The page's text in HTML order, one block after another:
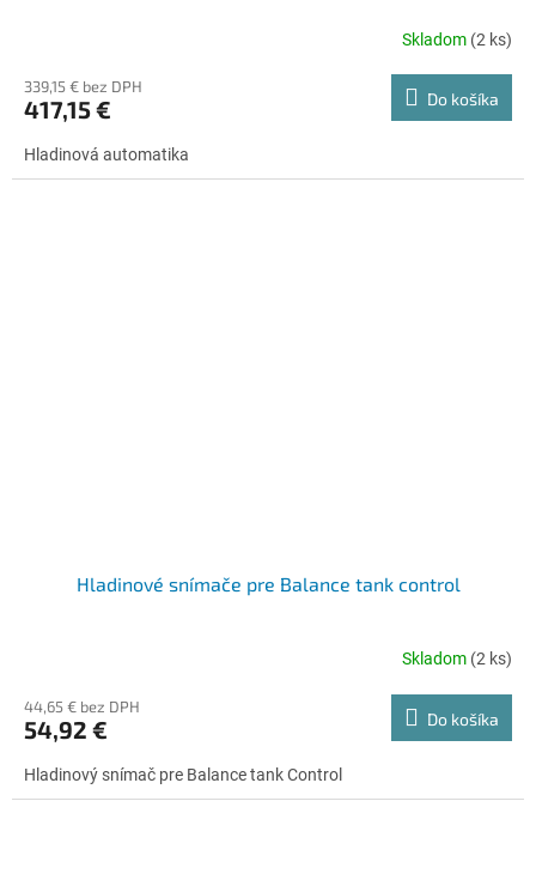
Skladom (2 ks)
339,15 € bez DPH
417,15 € Do košíka
Hladinová automatika
Hladinové snímače pre Balance tank control
Skladom (2 ks)
44,65 € bez DPH
54,92 € Do košíka
Hladinový snímač pre Balance tank Control